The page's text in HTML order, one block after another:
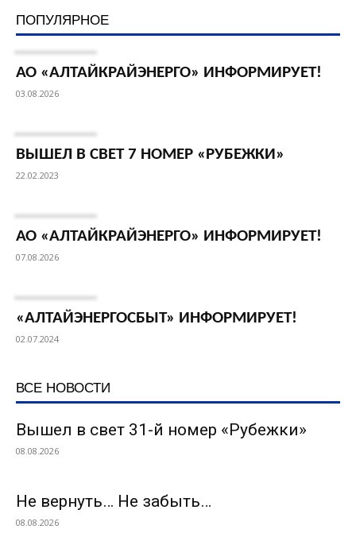
ПОПУЛЯРНОЕ
АО «АЛТАЙКРАЙЭНЕРГО» ИНФОРМИРУЕТ!
03.08.2026
ВЫШЕЛ В СВЕТ 7 НОМЕР «РУБЕЖКИ»
22.02.2023
АО «АЛТАЙКРАЙЭНЕРГО» ИНФОРМИРУЕТ!
07.08.2026
«АЛТАЙЭНЕРГОСБЫТ» ИНФОРМИРУЕТ!
02.07.2024
ВСЕ НОВОСТИ
Вышел в свет 31-й номер «Рубежки»
08.08.2026
Не вернуть… Не забыть…
08.08.2026